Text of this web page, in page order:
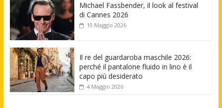
Michael Fassbender, il look al festival
di Cannes 2026
19 Maggio 2026
Il re del guardaroba maschile 2026:
perché il pantalone fluido in lino è il
capo più desiderato
4 Maggio 2026